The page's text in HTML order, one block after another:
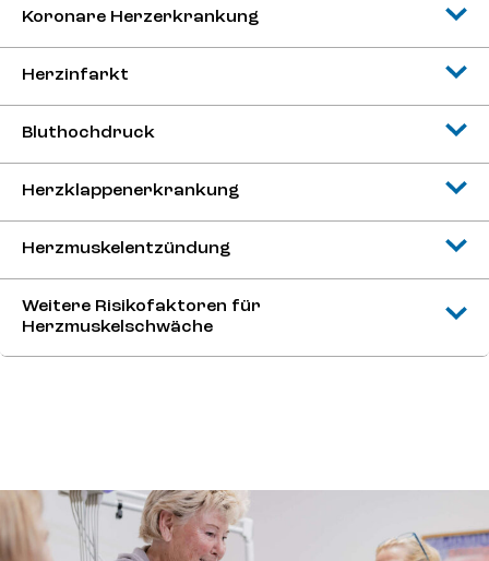
Koronare Herzerkrankung
Herzinfarkt
Bluthochdruck
Herzklappenerkrankung
Herzmuskelentzündung
Weitere Risikofaktoren für
Herzmuskelschwäche